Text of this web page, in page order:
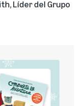
Líder del Grupo